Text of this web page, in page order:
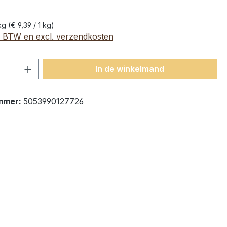
(€ 9,39 / 1 kg)
BTW en excl. verzendkosten
Voer de gewenste
In de winkelmand
5053990127726